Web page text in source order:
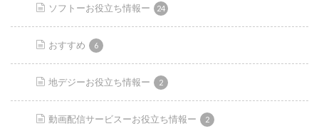
ソフトーお役立ち情報ー 24
おすすめ 6
地デジーお役立ち情報ー 2
動画配信サービスーお役立ち情報ー 2